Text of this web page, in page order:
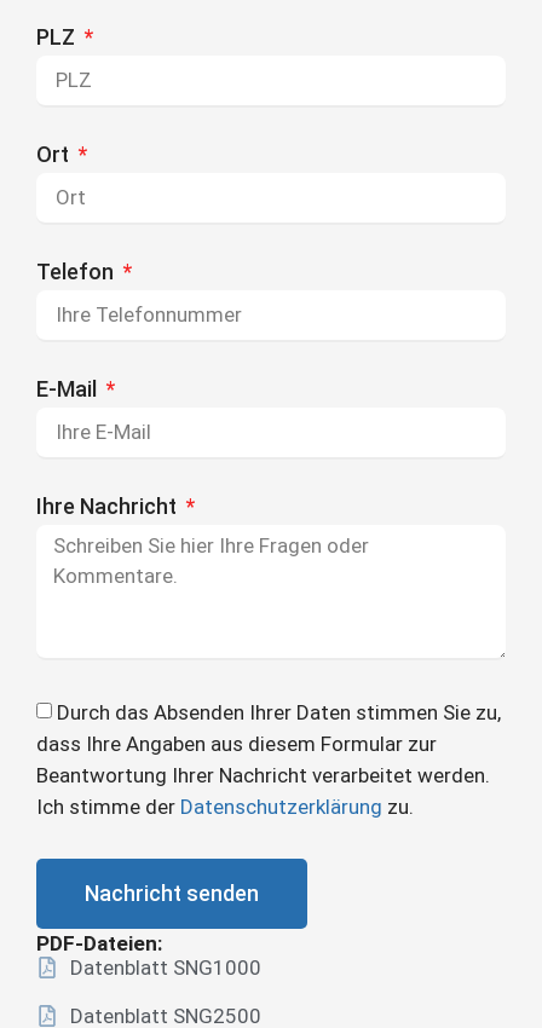
PLZ
Ort
Telefon
E-Mail
Ihre Nachricht
Durch das Absenden Ihrer Daten stimmen Sie zu,
dass Ihre Angaben aus diesem Formular zur
Beantwortung Ihrer Nachricht verarbeitet werden.
Ich stimme der Datenschutzerklärung zu.
Nachricht senden
PDF-Dateien:
Datenblatt SNG1000
Datenblatt SNG2500